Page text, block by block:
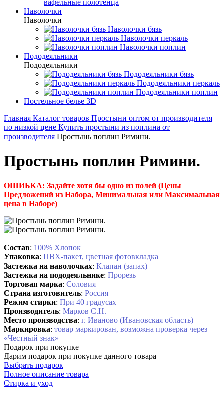
вафельные полотенца
Наволочки
Наволочки
Наволочки бязь
Наволочки перкаль
Наволочки поплин
Пододеяльники
Пододеяльники
Пододеяльники бязь
Пододеяльники перкаль
Пододеяльники поплин
Постельное белье 3D
Главная Каталог товаров Простыни оптом от производителя
по низкой цене Купить простыни из поплина от
производителя Простынь поплин Римини.
Простынь поплин Римини.
ОШИБКА: Задайте хотя бы одно из полей (Цены
Предложений из Набора, Минимальная или Максимальная
цена в Наборе)
Состав: 100% Хлопок
Упаковка: ПВХ-пакет, цветная фотовкладка
Застежка на наволочках: Клапан (запах)
Застежка на пододеяльнике: Прорезь
Торговая марка: Соловия
Страна изготовитель: Россия
Режим стирки: При 40 градусах
Производитель: Марков С.Н.
Место производства: г. Иваново (Ивановская область)
Маркировка: товар маркирован, возможна проверка через
«Честный знак»
Подарок при покупке
Дарим подарок при покупке данного товара
Выбрать подарок
Полное описание товара
Стирка и уход